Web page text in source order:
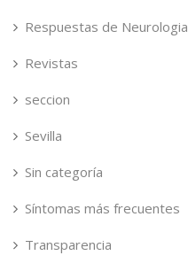
Respuestas de Neurologia
Revistas
seccion
Sevilla
Sin categoría
Síntomas más frecuentes
Transparencia